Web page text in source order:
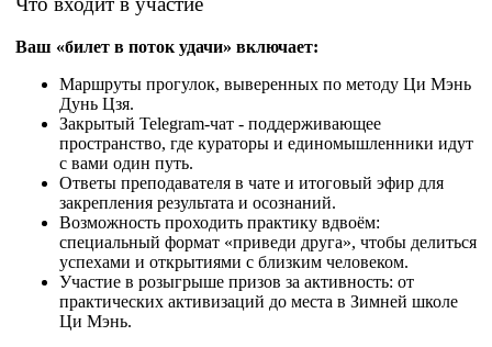
Ваш «билет в поток удачи» включает:​
Маршруты прогулок, выверенных по методу Ци Мэнь
Дунь Цзя.
Закрытый Telegram‑чат - поддерживающее
пространство, где кураторы и единомышленники идут
с вами один путь.
Ответы преподавателя в чате и итоговый эфир для
закрепления результата и осознаний.
Возможность проходить практику вдвоём:
специальный формат «приведи друга», чтобы делиться
успехами и открытиями с близким человеком.​
Участие в розыгрыше призов за активность: от
практических активизаций до места в Зимней школе
Ци Мэнь.​